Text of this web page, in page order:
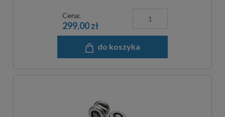
Cena:
299,00 zł
do koszyka